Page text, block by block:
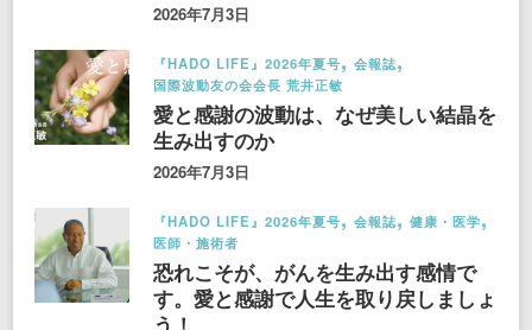
2026年7月3日
『HADO LIFE』2026年夏号
会報誌
国際波動友の会会長 荒井正敏
愛と感謝の波動は、なぜ美しい結晶を
生み出すのか
2026年7月3日
『HADO LIFE』2026年夏号 会報誌
健康・医学
医師・施術者
恐れこそが、がんを生み出す感情で
す。愛と感謝で人生を取り戻しましょ
う！